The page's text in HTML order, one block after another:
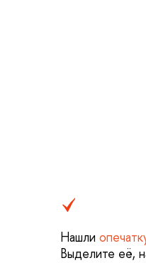
Нашли
Выделите её,